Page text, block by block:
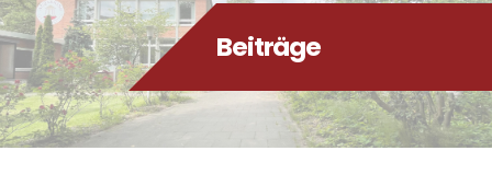
Beiträge